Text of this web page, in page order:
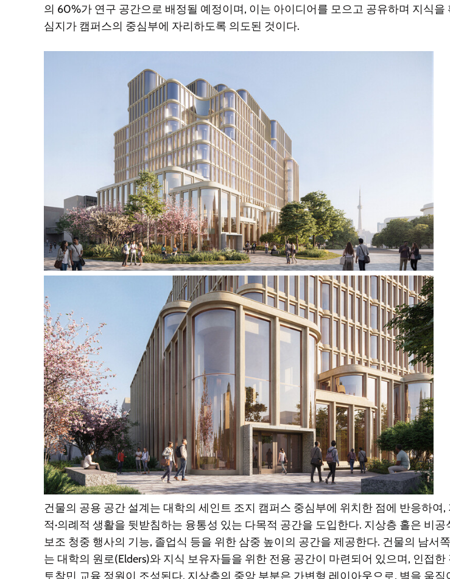
의 60%가 연구 공간으로 배정될 예정이며, 이는 아이디어를 모으고 공유하며 지식을
심지가 캠퍼스의 중심부에 자리하도록 의도된 것이다.
건물의 공용 공간 설계는 대학의 세인트 조지 캠퍼스 중심부에 위치한 점에 반응하여,
적·의례적 생활을 뒷받침하는 융통성 있는 다목적 공간을 도입한다. 지상층 홀은 비공
보조 청중 행사의 기능, 졸업식 등을 위한 삼중 높이의 공간을 제공한다. 건물의 남서
는 대학의 원로(Elders)와 지식 보유자들을 위한 전용 공간이 마련되어 있으며, 인접한
토착민 교육 정원이 조성된다. 지상층의 중앙 부분은 가변형 레이아웃으로, 벽을 움직